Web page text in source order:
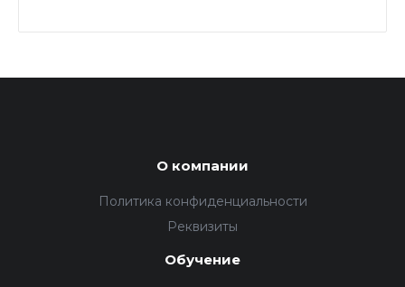
О компании
Политика конфиденциальности
Реквизиты
Обучение